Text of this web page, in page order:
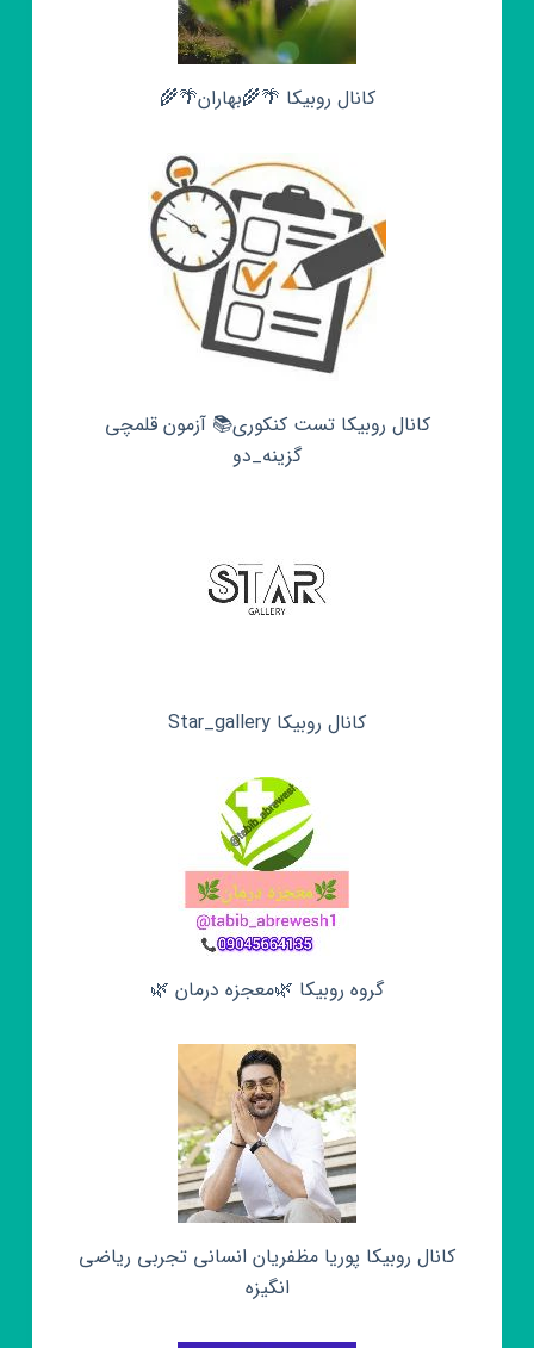
کانال روبیکا 🌴🌾بهاران🌴🌾
کانال روبیکا تست کنکوری📚 آزمون قلمچی‌‌
گزینه_دو
کانال روبیکا Star_gallery
گروه روبیکا 🌿معجزه درمان 🌿
کانال روبیکا پوریا مظفریان انسانی تجربی ریاضی
انگیزه